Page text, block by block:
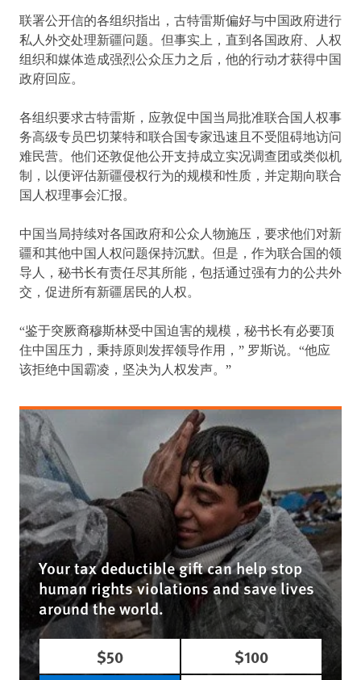
联署公开信的各组织指出，古特雷斯偏好与中国政府进行
私人外交处理新疆问题。但事实上，直到各国政府、人权
组织和媒体造成强烈公众压力之后，他的行动才获得中国
政府回应。
各组织要求古特雷斯，应敦促中国当局批准联合国人权事
务高级专员巴切莱特和联合国专家迅速且不受阻碍地访问
难民营。他们还敦促他公开支持成立实况调查团或类似机
制，以便评估新疆侵权行为的规模和性质，并定期向联合
国人权理事会汇报。
中国当局持续对各国政府和公众人物施压，要求他们对新
疆和其他中国人权问题保持沉默。但是，作为联合国的领
导人，秘书长有责任尽其所能，包括通过强有力的公共外
交，促进所有新疆居民的人权。
“鉴于突厥裔穆斯林受中国迫害的规模，秘书长有必要顶
住中国压力，秉持原则发挥领导作用，” 罗斯说。“他应
该拒绝中国霸凌，坚决为人权发声。”
Your tax deductible gift can help stop
human rights violations and save lives
around the world.
$50
$100